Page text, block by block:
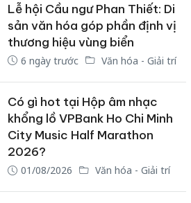
Lễ hội Cầu ngư Phan Thiết: Di
sản văn hóa góp phần định vị
thương hiệu vùng biển
6 ngày trước Văn hóa - Giải trí
Có gì hot tại Hộp âm nhạc
khổng lồ VPBank Ho Chi Minh
City Music Half Marathon
2026?
01/08/2026 Văn hóa - Giải trí